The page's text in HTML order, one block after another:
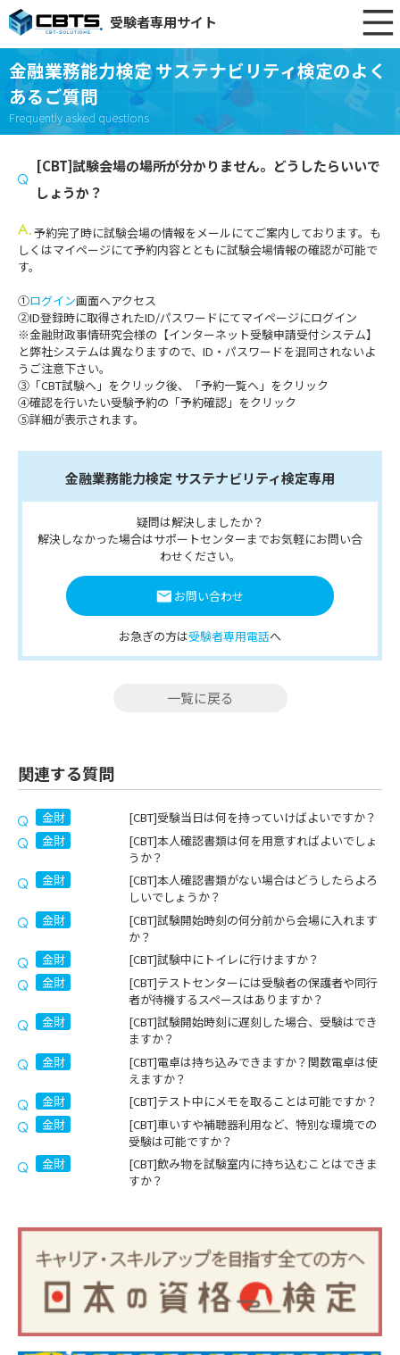
受験者専用サイト
金融業務能力検定 サステナビリティ検定のよく
あるご質問
Frequently asked questions
[CBT]試験会場の場所が分かりません。どうしたらいいで
しょうか？
予約完了時に試験会場の情報をメールにてご案内しております。も
しくはマイページにて予約内容とともに試験会場情報の確認が可能で
す。
①ログイン画面へアクセス
②ID登録時に取得されたID/パスワードにてマイページにログイン
※金融財政事情研究会様の【インターネット受験申請受付システム】
と弊社システムは異なりますので、ID・パスワードを混同されないよ
うご注意下さい。
③「CBT試験へ」をクリック後、「予約一覧へ」をクリック
④確認を行いたい受験予約の「予約確認」をクリック
⑤詳細が表示されます。
金融業務能力検定 サステナビリティ検定専用
疑問は解決しましたか？
解決しなかった場合はサポートセンターまでお気軽にお問い合
わせください。
お問い合わせ
お急ぎの方は受験者専用電話へ
一覧に戻る
関連する質問
金財
[CBT]受験当日は何を持っていけばよいですか？
金財
[CBT]本人確認書類は何を用意すればよいでしょ
うか？
金財
[CBT]本人確認書類がない場合はどうしたらよろ
しいでしょうか？
金財
[CBT]試験開始時刻の何分前から会場に入れます
か？
金財
[CBT]試験中にトイレに行けますか？
金財
[CBT]テストセンターには受験者の保護者や同行
者が待機するスペースはありますか？
金財
[CBT]試験開始時刻に遅刻した場合、受験はでき
ますか？
金財
[CBT]電卓は持ち込みできますか？関数電卓は使
えますか？
金財
[CBT]テスト中にメモを取ることは可能ですか？
金財
[CBT]車いすや補聴器利用など、特別な環境での
受験は可能ですか？
金財
[CBT]飲み物を試験室内に持ち込むことはできま
すか？